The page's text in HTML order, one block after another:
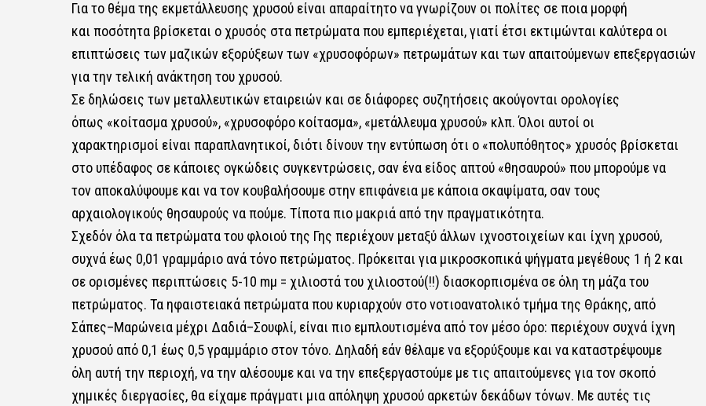
Για το θέμα της εκμετάλλευσης χρυσού είναι απαραίτητο να γνωρίζουν οι πολίτες σε ποια μορφή
και ποσότητα βρίσκεται ο χρυσός στα πετρώματα που εμπεριέχεται, γιατί έτσι εκτιμώνται καλύτερα οι
επιπτώσεις των μαζικών εξορύξεων των «χρυσοφόρων» πετρωμάτων και των απαιτούμενων επεξεργασιών
για την τελική ανάκτηση του χρυσού.
Σε δηλώσεις των μεταλλευτικών εταιρειών και σε διάφορες συζητήσεις ακούγονται ορολογίες
όπως «κοίτασμα χρυσού», «χρυσοφόρο κοίτασμα», «μετάλλευμα χρυσού» κλπ. Όλοι αυτοί οι
χαρακτηρισμοί είναι παραπλανητικοί, διότι δίνουν την εντύπωση ότι ο «πολυπόθητος» χρυσός βρίσκεται
στο υπέδαφος σε κάποιες ογκώδεις συγκεντρώσεις, σαν ένα είδος απτού «θησαυρού» που μπορούμε να
τον αποκαλύψουμε και να τον κουβαλήσουμε στην επιφάνεια με κάποια σκαψίματα, σαν τους
αρχαιολογικούς θησαυρούς να πούμε. Τίποτα πιο μακριά από την πραγματικότητα.
Σχεδόν όλα τα πετρώματα του φλοιού της Γης περιέχουν μεταξύ άλλων ιχνοστοιχείων και ίχνη χρυσού,
συχνά έως 0,01 γραμμάριο ανά τόνο πετρώματος. Πρόκειται για μικροσκοπικά ψήγματα μεγέθους 1 ή 2 και
σε ορισμένες περιπτώσεις 5-10 mμ = χιλιοστά του χιλιοστού(!!) διασκορπισμένα σε όλη τη μάζα του
πετρώματος. Τα ηφαιστειακά πετρώματα που κυριαρχούν στο νοτιοανατολικό τμήμα της Θράκης, από
Σάπες–Μαρώνεια μέχρι Δαδιά–Σουφλί, είναι πιο εμπλουτισμένα από τον μέσο όρο: περιέχουν συχνά ίχνη
χρυσού από 0,1 έως 0,5 γραμμάριο στον τόνο. Δηλαδή εάν θέλαμε να εξορύξουμε και να καταστρέψουμε
όλη αυτή την περιοχή, να την αλέσουμε και να την επεξεργαστούμε με τις απαιτούμενες για τον σκοπό
χημικές διεργασίες, θα είχαμε πράγματι μια απόληψη χρυσού αρκετών δεκάδων τόνων. Με αυτές τις